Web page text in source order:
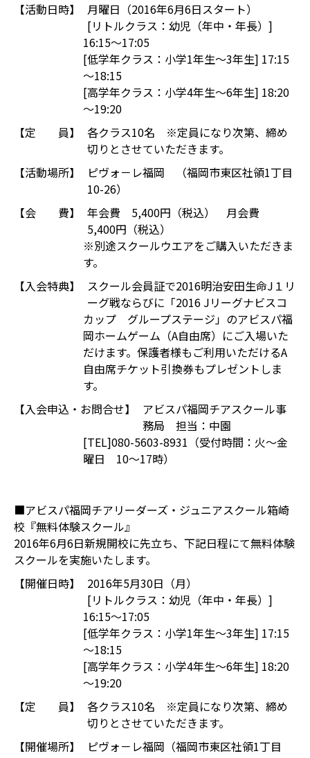
【活動日時】
月曜日（2016年6月6日スタート）
[リトルクラス：幼児（年中・年長）]
16:15～17:05
[低学年クラス：小学1年生～3年生] 17:15
～18:15
[高学年クラス：小学4年生～6年生] 18:20
～19:20
【定 員】
各クラス10名 ※定員になり次第、締め
切りとさせていただきます。
【活動場所】
ピヴォ－レ福岡 （福岡市東区社領1丁目
10-26）
【会 費】
年会費 5,400円（税込） 月会費
5,400円（税込）
※別途スクールウエアをご購入いただきま
す。
【入会特典】
スクール会員証で2016明治安田生命J１リ
ーグ戦ならびに「2016 Jリーグナビスコ
カップ グループステージ」のアビスパ福
岡ホームゲーム（A自由席）にご入場いた
だけます。保護者様もご利用いただけるA
自由席チケット引換券もプレゼントしま
す。
【入会申込・お問合せ】
アビスパ福岡チアスクール事
務局 担当：中園
[TEL]080-5603-8931（受付時間：火～金
曜日 10～17時）
■アビスパ福岡チアリーダーズ・ジュニアスクール箱崎
校『無料体験スクール』
2016年6月6日新規開校に先立ち、下記日程にて無料体験
スクールを実施いたします。
【開催日時】
2016年5月30日（月）
[リトルクラス：幼児（年中・年長）]
16:15～17:05
[低学年クラス：小学1年生～3年生] 17:15
～18:15
[高学年クラス：小学4年生～6年生] 18:20
～19:20
【定 員】
各クラス10名 ※定員になり次第、締め
切りとさせていただきます。
【開催場所】
ピヴォ－レ福岡（福岡市東区社領1丁目